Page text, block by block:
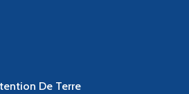
De Terre